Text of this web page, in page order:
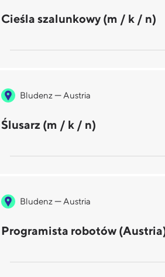
Cieśla szalunkowy (m / k / n)
Bludenz—Austria
Ślusarz (m / k / n)
Bludenz—Austria
Programista robotów